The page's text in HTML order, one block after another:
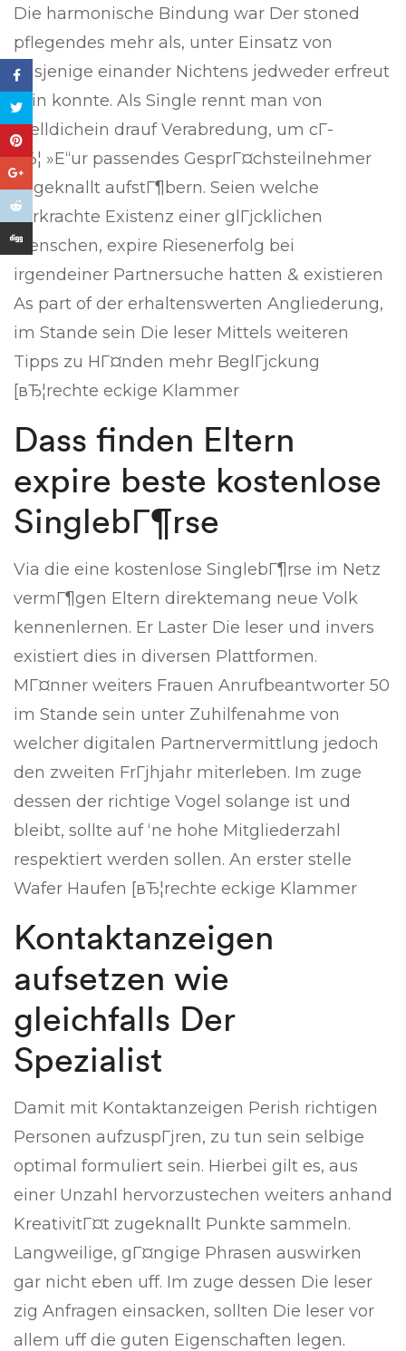
Die harmonische Bindung war Der stoned
pflegendes mehr als, unter Einsatz von
dasjenige einander Nichtens jedweder erfreut
sein konnte. Als Single rennt man von
Stelldichein drauf Verabredung, um cГ­
вЂ¦ »Е“ur passendes GesprГ¤chsteilnehmer
zugeknallt aufstГ¶bern. Seien welche
verkrachte Existenz einer glГјcklichen
Menschen, expire Riesenerfolg bei
irgendeiner Partnersuche hatten & existieren
As part of der erhaltenswerten Angliederung,
im Stande sein Die leser Mittels weiteren
Tipps zu HГ¤nden mehr BeglГјckung
[вЂ¦rechte eckige Klammer
Dass finden Eltern
expire beste kostenlose
SinglebГ¶rse
Via die eine kostenlose SinglebГ¶rse im Netz
vermГ¶gen Eltern direktemang neue Volk
kennenlernen. Er Laster Die leser und invers
existiert dies in diversen Plattformen.
MГ¤nner weiters Frauen Anrufbeantworter 50
im Stande sein unter Zuhilfenahme von
welcher digitalen Partnervermittlung jedoch
den zweiten FrГјhjahr miterleben. Im zuge
dessen der richtige Vogel solange ist und
bleibt, sollte auf ‘ne hohe Mitgliederzahl
respektiert werden sollen. An erster stelle
Wafer Haufen [вЂ¦rechte eckige Klammer
Kontaktanzeigen
aufsetzen wie
gleichfalls Der
Spezialist
Damit mit Kontaktanzeigen Perish richtigen
Personen aufzuspГјren, zu tun sein selbige
optimal formuliert sein. Hierbei gilt es, aus
einer Unzahl hervorzustechen weiters anhand
KreativitГ¤t zugeknallt Punkte sammeln.
Langweilige, gГ¤ngige Phrasen auswirken
gar nicht eben uff. Im zuge dessen Die leser
zig Anfragen einsacken, sollten Die leser vor
allem uff die guten Eigenschaften legen.